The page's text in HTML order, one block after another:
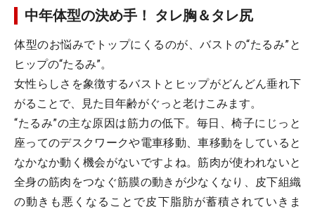
中年体型の決め手！ タレ胸＆タレ尻
体型のお悩みでトップにくるのが、バストの“たるみ”と
ヒップの“たるみ”。
女性らしさを象徴するバストとヒップがどんどん垂れ下
がることで、見た目年齢がぐっと老けこみます。
“たるみ”の主な原因は筋力の低下。毎日、椅子にじっと
座ってのデスクワークや電車移動、車移動をしていると
なかなか動く機会がないですよね。筋肉が使われないと
全身の筋肉をつなぐ筋膜の動きが少なくなり、皮下組織
の動きも悪くなることで皮下脂肪が蓄積されていきま